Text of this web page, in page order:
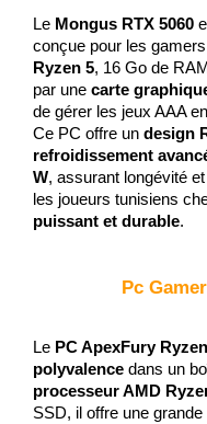
Le Mongus RTX 5060
conçue pour les
Ryzen 5, 16 Go de
par une carte
de gérer les jeux AAA
Ce PC offre un design
refroidissement
W, assurant longévité
les joueurs tunisiens
puissant et durable.
Pc
Le PC ApexFury
polyvalence
processeur AMD
SSD, il offre une